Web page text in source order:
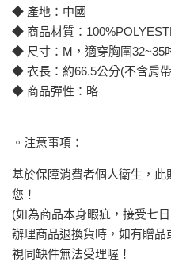
◆ 產地：中國
◆ 商品材質：
◆ 尺寸：M，適穿胸圍32~35
◆ 衣長：約66.5公分(不含肩
◆ 商品彈性：略
。注意事項：
基於保障消費者個人衛生，
您！
(如為商品本身暇疵，接受七
辦理商品退換貨時，如有贈品
視同缺件無法受理喔！